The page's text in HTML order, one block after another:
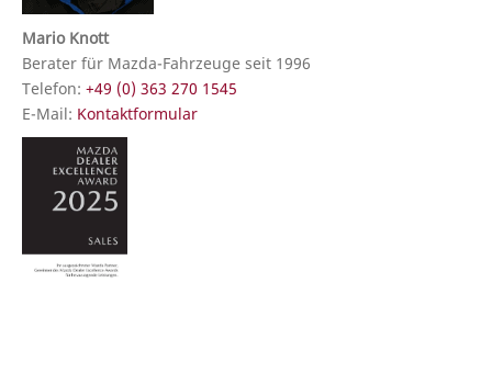
Mario Knott
Berater für Mazda-Fahrzeuge seit 1996
Telefon: +49 (0) 363 270 1545
E-Mail: Kontaktformular